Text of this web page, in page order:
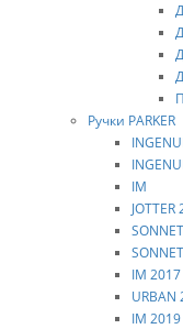
Ручки PARKER
IM
JOTTER
IM 2017
URBAN
IM 2019